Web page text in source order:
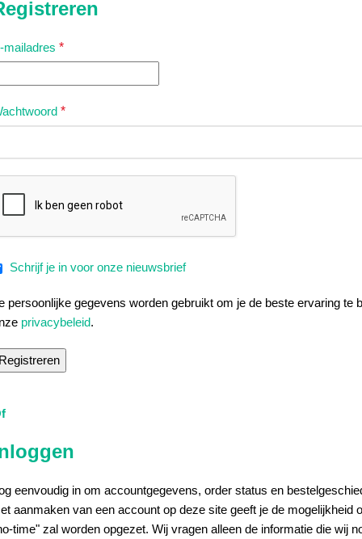
mailadres *
*
Schrijf je in voor onze nieuwsbrief
persoonlijke gegevens worden gebruikt om je de beste ervaring
privacybeleid.
eenvoudig in om accountgegevens, order status en
aanmaken van een account op deze site geeft je de
time" zal worden opgezet. Wij vragen alleen de informatie die wij